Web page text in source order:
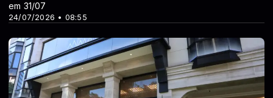
24/07/2026 • 08:55
em 31/07